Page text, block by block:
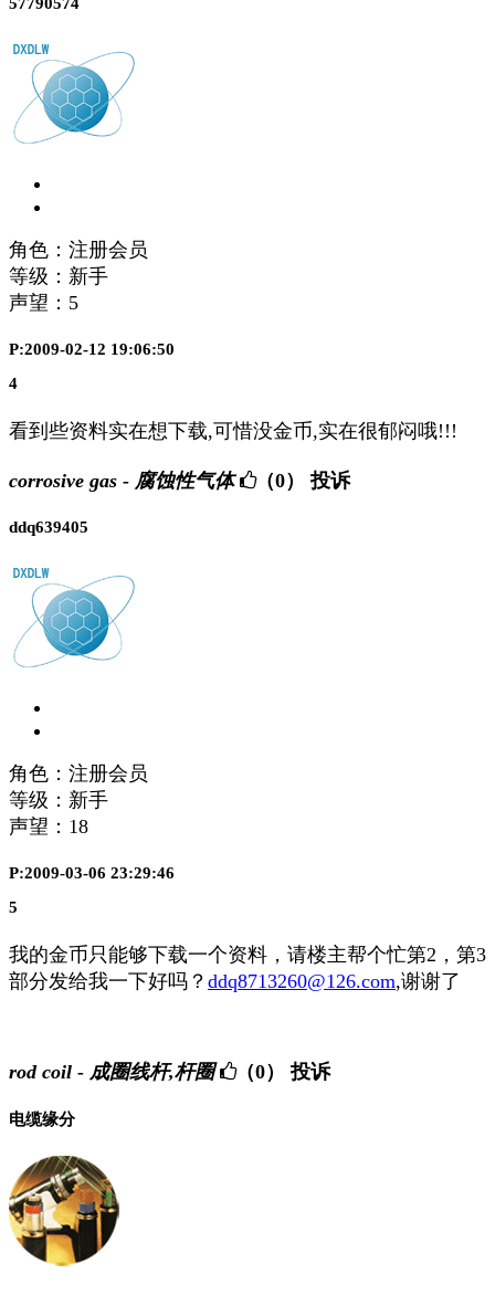
角色：注册会员
等级：新手
声望： 5
P:2009-02-12 19:06:50
4
看到些资料实在想下载,可惜没金币,实在很郁闷哦!!!
corrosive gas - 腐蚀性气体 （0） 投诉
ddq639405
角色：注册会员
等级：新手
声望： 18
P:2009-03-06 23:29:46
5
我的金币只能够下载一个资料，请楼主帮个忙第2，第3
部分发给我一下好吗？ ddq8713260@126.com,谢谢了
rod coil - 成圈线杆,杆圈 （0） 投诉
电缆缘分